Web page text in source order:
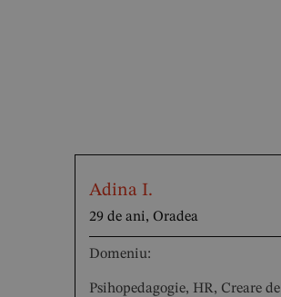
Adina I.
29 de ani, Oradea
Domeniu:
Psihopedagogie, HR, Creare de